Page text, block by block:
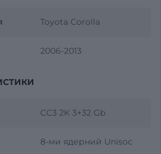
Toyota Corolla
2006-2013
CC3 2K 3+32 Gb
8-ми ядерний Unisoc